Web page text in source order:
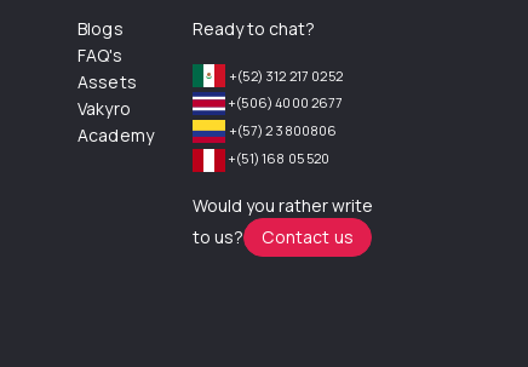
Blogs
FAQ's
Assets
Vakyro
Academy
Ready to chat?
+(52) 312 217 0252
+(506) 4000 2677
+(57) 2 3800806
+(51) 168 05 520
Would you rather write
to us?
Contact us